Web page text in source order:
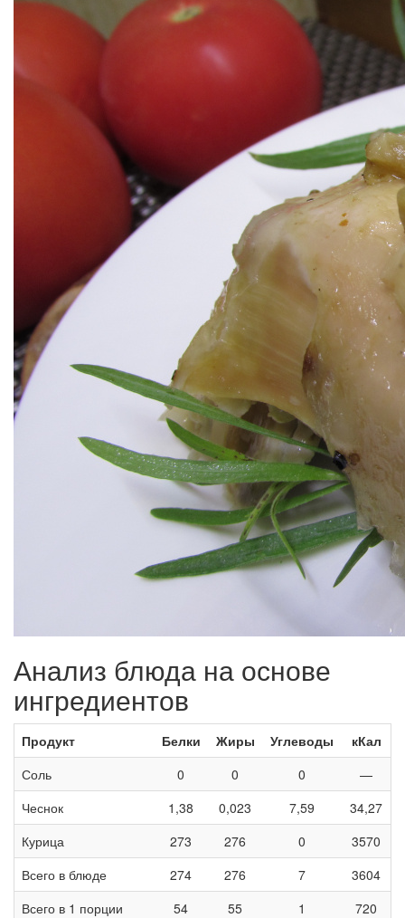
Анализ блюда на основе
ингредиентов
Продукт Белки Жиры Углеводы
кКал
Соль
0 0 0
—
Чеснок
1,38 0,023 7,59
34,27
Курица
273 276 0
3570
Всего в блюде
274 276 7
3604
Всего в 1 порции
54 55 1
720